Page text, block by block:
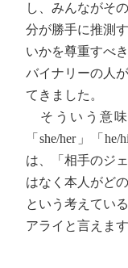
し、みんながそ
分が勝手に推測
いかを尊重すべ
バイナリーの人
てきました。
そういう意味
「she/her」「
は、「相手のジ
はなく本人がど
という考えてい
アライと言えます